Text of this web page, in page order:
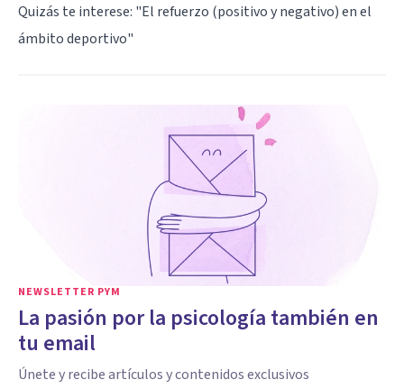
Quizás te interese: "El refuerzo (positivo y negativo) en el
ámbito deportivo"
NEWSLETTER PYM
La pasión por la psicología también en
tu email
Únete y recibe artículos y contenidos exclusivos